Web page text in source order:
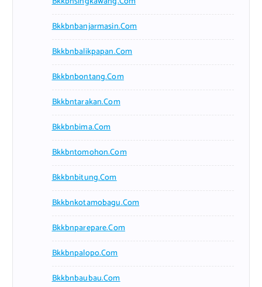
Bkkbnbanjarmasin.com
Bkkbnbalikpapan.com
Bkkbnbontang.com
Bkkbntarakan.com
Bkkbnbima.com
Bkkbntomohon.com
Bkkbnbitung.com
Bkkbnkotamobagu.com
Bkkbnparepare.com
Bkkbnpalopo.com
Bkkbnbaubau.com